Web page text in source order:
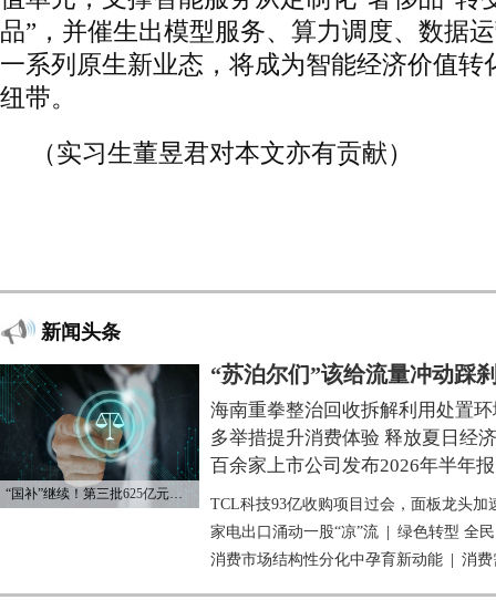
品”，并催生出模型服务、算力调度、数据
一系列原生新业态，将成为智能经济价值转
纽带。
（实习生董昱君对本文亦有贡献）
新闻头条
“国补”继续！第三批625亿元资金已下达
“苏泊尔们”该给流量冲动踩
海南重拳整治回收拆解利用处置
多举措提升消费体验 释放夏日经
百余家上市公司发布2026年半年报
TCL科技93亿收购项目过会，面板龙头加
家电出口涌动一股“凉”流
绿色转型 全
消费市场结构性分化中孕育新动能
消费